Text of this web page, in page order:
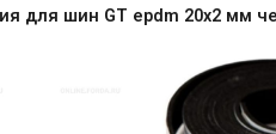
для шин GT epdm 20х2 мм